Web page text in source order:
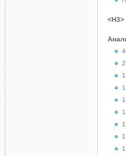
<H3>